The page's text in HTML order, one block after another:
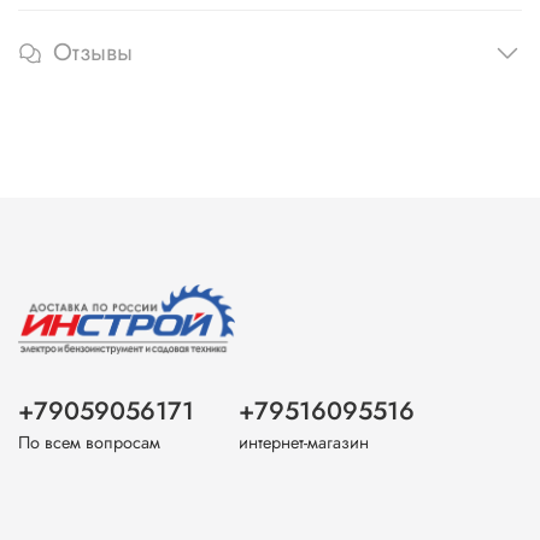
Отзывы
+79059056171
По всем вопросам
+79516095516
интернет-магазин